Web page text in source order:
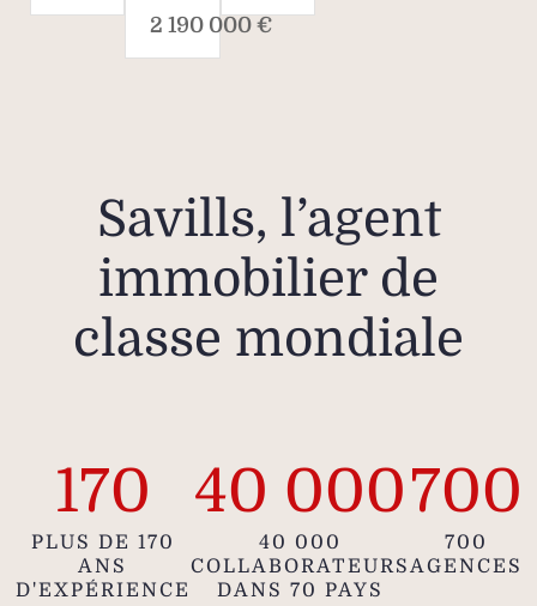
2 190 000 €
Savills, l’agent
immobilier de
classe mondiale
170
PLUS DE 170
ANS
D'EXPÉRIENCE
40 000
40 000
COLLABORATEURS
DANS 70 PAYS
700
700
AGENCES